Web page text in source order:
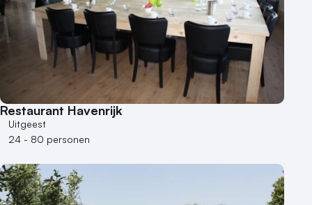
Restaurant Havenrijk
Uitgeest
24 - 80 personen